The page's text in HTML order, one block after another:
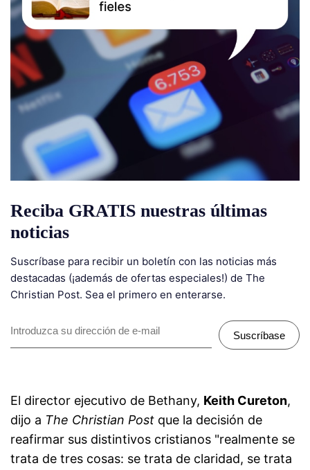
Reciba GRATIS nuestras últimas
noticias
Suscríbase para recibir un boletín con las noticias más
destacadas (¡además de ofertas especiales!) de The
Christian Post. Sea el primero en enterarse.
Suscríbase
El director ejecutivo de Bethany, Keith Cureton,
dijo a The Christian Post que la decisión de
reafirmar sus distintivos cristianos "realmente se
trata de tres cosas: se trata de claridad, se trata